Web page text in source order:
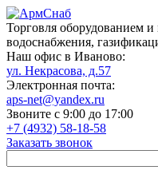
Торговля оборудованием
водоснабжения,
Наш офис в Иваново:
ул. Некрасова, д.57
Электронная почта:
aps-net@yandex.ru
Звоните с 9:00 до 17:00
+7 (4932) 58-18-58
Заказать звонок